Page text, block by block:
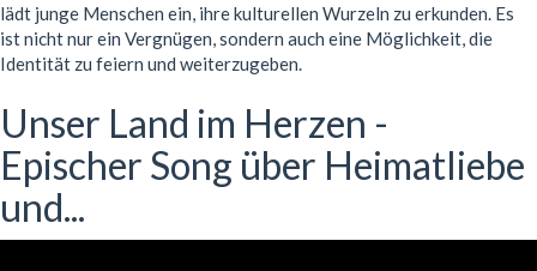
lädt junge Menschen ein, ihre kulturellen Wurzeln zu erkunden. Es
ist nicht nur ein Vergnügen, sondern auch eine Möglichkeit, die
Identität zu feiern und weiterzugeben.
Unser Land im Herzen -
Epischer Song über Heimatliebe
und...